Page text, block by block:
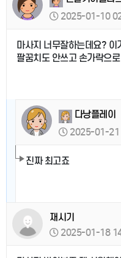
2025-01-10
마사지 너무잘하는데요? 이
팔꿈치도 안쓰고 손가락으
다낭플레이
2025-01-21
진짜 최고죠
재시기
2025-01-18